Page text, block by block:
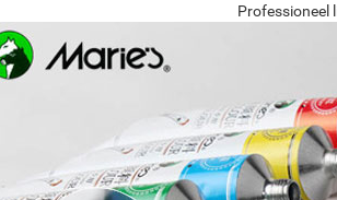
Professioneel